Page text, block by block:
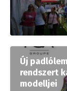
Új
rendszert
modelljei